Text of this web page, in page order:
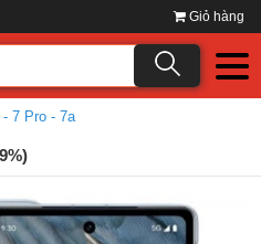
Giỏ hàng
- 7 Pro - 7a